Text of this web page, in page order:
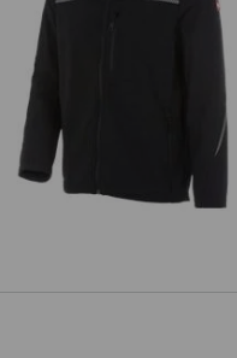
Softshelljacke e.s.motion 2020